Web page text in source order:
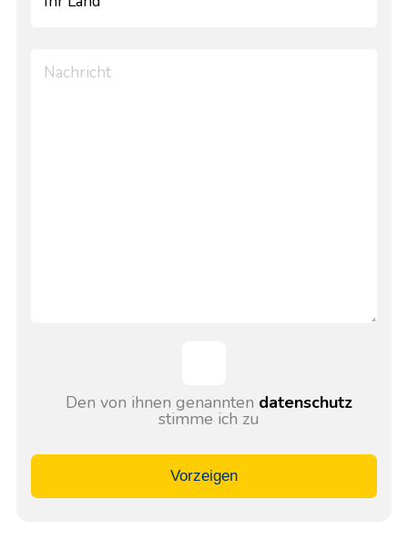
Den von ihnen genannten datenschutz
stimme ich zu
Vorzeigen